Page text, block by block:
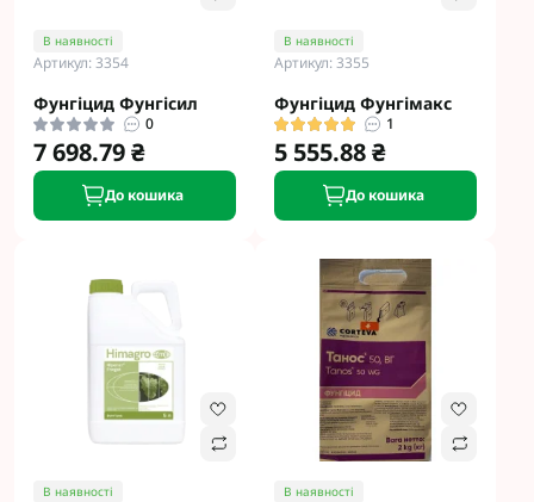
В наявності
Артикул: 3354
Фунгіцид Фунгісил
0
7 698.79 ₴
До кошика
В наявності
Артикул: 3355
Фунгіцид Фунгімакс
1
5 555.88 ₴
До кошика
В наявності В наявності